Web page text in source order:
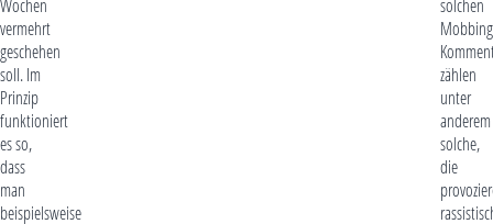
Wochen
vermehrt
geschehen
soll. Im
Prinzip
funktioniert
es so,
dass
man
beispielsweise
solchen
zählen
unter
anderem
solche,
die